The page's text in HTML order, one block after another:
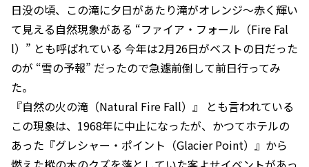
日没の頃、この滝に夕日があたり滝がオレンジ〜赤く輝い
て見える自然現象がある “ファイア・フォール（Fire Fal
l）” とも呼ばれている 今年は2月26日がベストの日だった
のが “雪の予報” だったので急遽前倒して前日行ってみ
た。
『自然の火の滝（Natural Fire Fall）』 とも言われている
この現象は、1968年に中止になったが、かつてホテルの
あった『グレシャー・ポイント（Glacier Point）』から